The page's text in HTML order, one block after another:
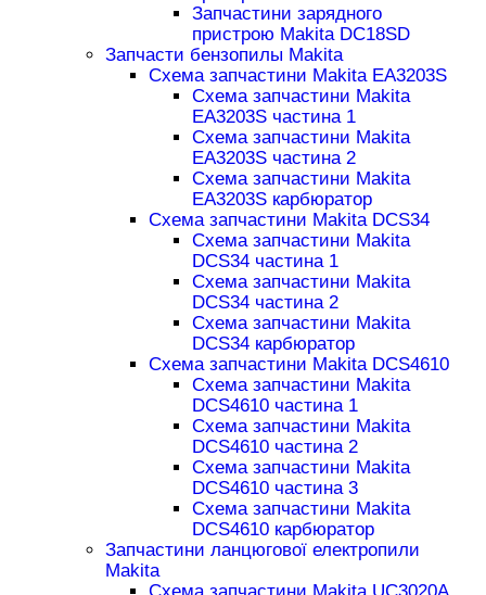
Запчастини зарядного
пристрою Makita DC18SD
Запчасти бензопилы Makita
Схема запчастини Makita EA3203S
Схема запчастини Makita
EA3203S частина 1
Схема запчастини Makita
EA3203S частина 2
Схема запчастини Makita
EA3203S карбюратор
Схема запчастини Makita DCS34
Схема запчастини Makita
DCS34 частина 1
Схема запчастини Makita
DCS34 частина 2
Схема запчастини Makita
DCS34 карбюратор
Схема запчастини Makita DCS4610
Схема запчастини Makita
DCS4610 частина 1
Схема запчастини Makita
DCS4610 частина 2
Схема запчастини Makita
DCS4610 частина 3
Схема запчастини Makita
DCS4610 карбюратор
Запчастини ланцюгової електропили
Makita